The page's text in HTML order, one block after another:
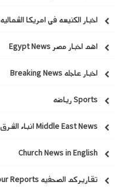
اخبار الكنيسه في امريكا الشماليه Church news in North America
اهم اخبار مصر Egypt News
اخبار عاجله Breaking News
Sports رياضه
Middle East News انباء الشرق الاوسط
Church News in English
تقاريركم الصحفيه Your Reports